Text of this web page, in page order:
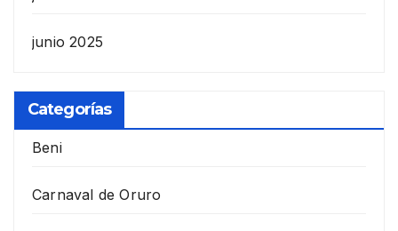
junio 2025
Categorías
Beni
Carnaval de Oruro